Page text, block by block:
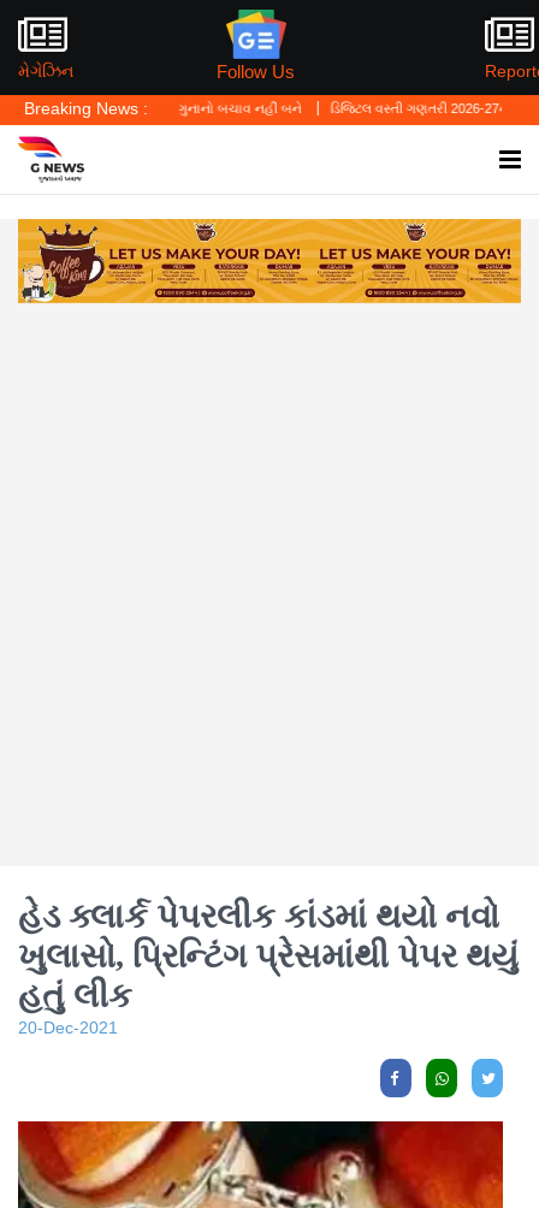
મેગેઝિન Follow Us
Breaking News :
લો' ગુનાનો બચાવ નહીં બને ડિજિટલ વસ્તી ગણતરી 2026-27નો પ્રારંભ, ઘર બેઠા
હેડ ક્લાર્ક પેપરલીક કાંડમાં થયો નવો
ખુલાસો, પ્રિન્ટિંગ પ્રેસમાંથી પેપર થયું
હતું લીક
20-Dec-2021